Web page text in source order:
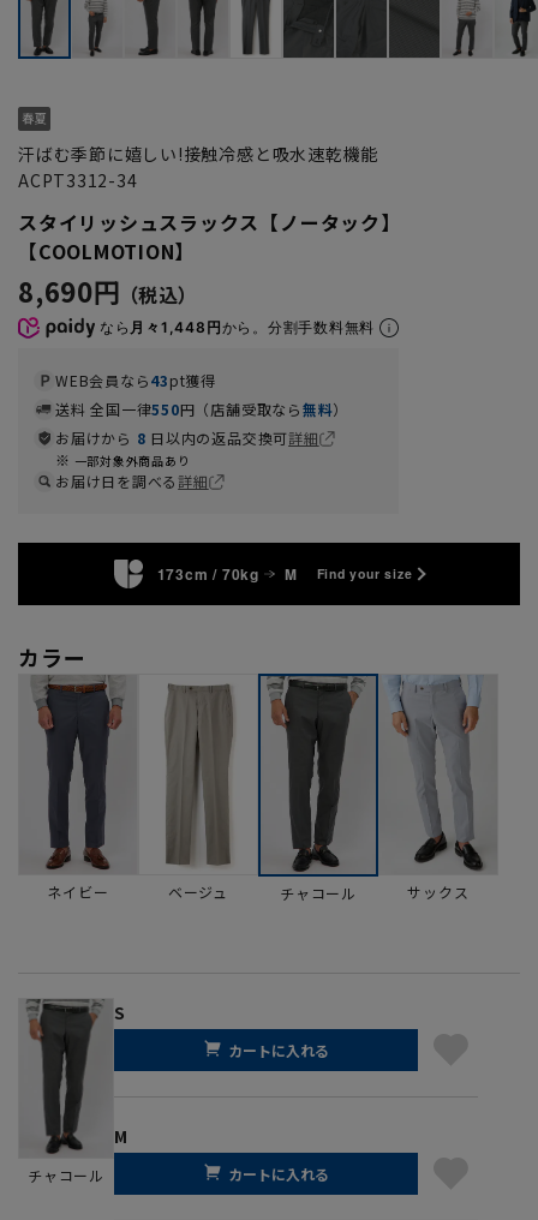
汗ばむ季節に嬉しい!接触冷感と吸水速乾機能
ACPT3312-34
スタイリッシュスラックス【ノータック】
【COOLMOTION】
8,690円
なら 月々1,448円から。分割手数料無料
WEB会員なら43pt獲得
送料 全国一律550円（店舗受取なら無料）
お届けから 8 日以内の返品交換可詳細
一部対象外商品あり
お届け日を調べる詳細
173cm / 70kg M Find your size
カラー
ネイビー ベージュ チャコール サックス
チャコール
S
カートに入れる
M
カートに入れる